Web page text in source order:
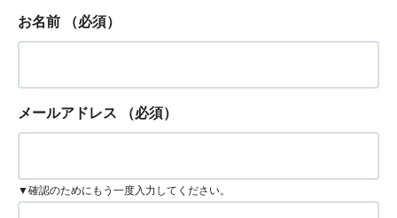
お名前 （必須）
メールアドレス （必須）
▼確認のためにもう一度入力してください。